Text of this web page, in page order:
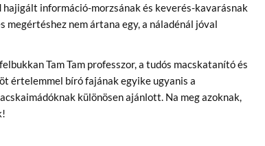
hajigált információ-morzsának és keverés-kavarásnak
megértéshez nem ártana egy, a náladénál jóval
Tam Tam professzor, a tudós macskatanító és
értelemmel bíró fajának egyike ugyanis a
különösen ajánlott. Na meg azoknak,